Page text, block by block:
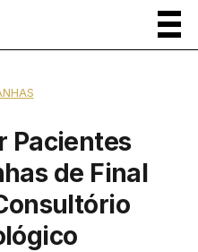
Pacientes
de Final